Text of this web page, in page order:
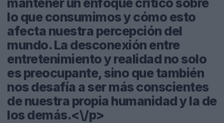
mantener un enfoque crítico sobre
lo que consumimos y cómo esto
afecta nuestra percepción del
mundo. La desconexión entre
entretenimiento y realidad no solo
es preocupante, sino que también
nos desafía a ser más conscientes
de nuestra propia humanidad y la de
los demás.<\/p>